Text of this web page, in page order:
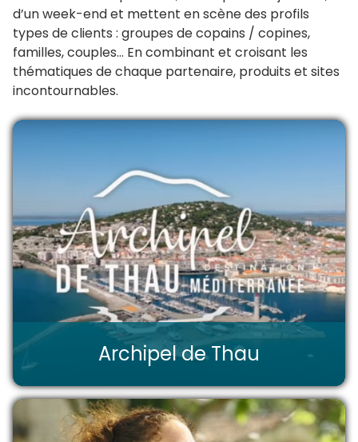
d’un week-end et mettent en scène des profils
types de clients : groupes de copains / copines,
familles, couples… En combinant et croisant les
thématiques de chaque partenaire, produits et sites
incontournables.
Archipel de Thau